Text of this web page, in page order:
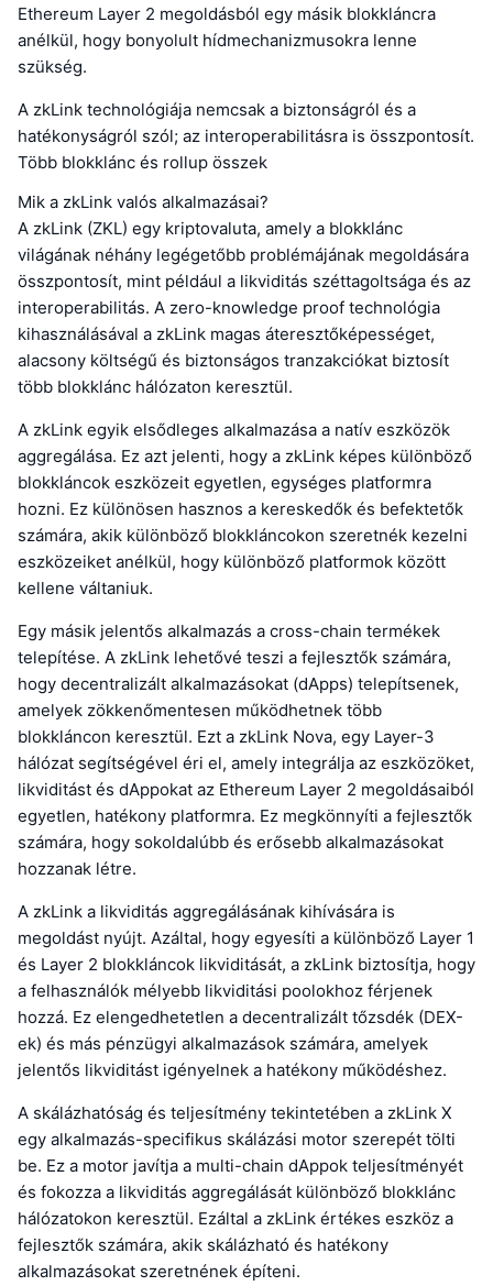
Ethereum Layer 2 megoldásból egy másik blokkláncra
anélkül, hogy bonyolult hídmechanizmusokra lenne
szükség.
A zkLink technológiája nemcsak a biztonságról és a
hatékonyságról szól; az interoperabilitásra is összpontosít.
Több blokklánc és rollup összek
Mik a zkLink valós alkalmazásai?
A zkLink (ZKL) egy kriptovaluta, amely a blokklánc
világának néhány legégetőbb problémájának megoldására
összpontosít, mint például a likviditás széttagoltsága és az
interoperabilitás. A zero-knowledge proof technológia
kihasználásával a zkLink magas áteresztőképességet,
alacsony költségű és biztonságos tranzakciókat biztosít
több blokklánc hálózaton keresztül.
A zkLink egyik elsődleges alkalmazása a natív eszközök
aggregálása. Ez azt jelenti, hogy a zkLink képes különböző
blokkláncok eszközeit egyetlen, egységes platformra
hozni. Ez különösen hasznos a kereskedők és befektetők
számára, akik különböző blokkláncokon szeretnék kezelni
eszközeiket anélkül, hogy különböző platformok között
kellene váltaniuk.
Egy másik jelentős alkalmazás a cross-chain termékek
telepítése. A zkLink lehetővé teszi a fejlesztők számára,
hogy decentralizált alkalmazásokat (dApps) telepítsenek,
amelyek zökkenőmentesen működhetnek több
blokkláncon keresztül. Ezt a zkLink Nova, egy Layer-3
hálózat segítségével éri el, amely integrálja az eszközöket,
likviditást és dAppokat az Ethereum Layer 2 megoldásaiból
egyetlen, hatékony platformra. Ez megkönnyíti a fejlesztők
számára, hogy sokoldalúbb és erősebb alkalmazásokat
hozzanak létre.
A zkLink a likviditás aggregálásának kihívására is
megoldást nyújt. Azáltal, hogy egyesíti a különböző Layer 1
és Layer 2 blokkláncok likviditását, a zkLink biztosítja, hogy
a felhasználók mélyebb likviditási poolokhoz férjenek
hozzá. Ez elengedhetetlen a decentralizált tőzsdék (DEX-
ek) és más pénzügyi alkalmazások számára, amelyek
jelentős likviditást igényelnek a hatékony működéshez.
A skálázhatóság és teljesítmény tekintetében a zkLink X
egy alkalmazás-specifikus skálázási motor szerepét tölti
be. Ez a motor javítja a multi-chain dAppok teljesítményét
és fokozza a likviditás aggregálását különböző blokklánc
hálózatokon keresztül. Ezáltal a zkLink értékes eszköz a
fejlesztők számára, akik skálázható és hatékony
alkalmazásokat szeretnének építeni.